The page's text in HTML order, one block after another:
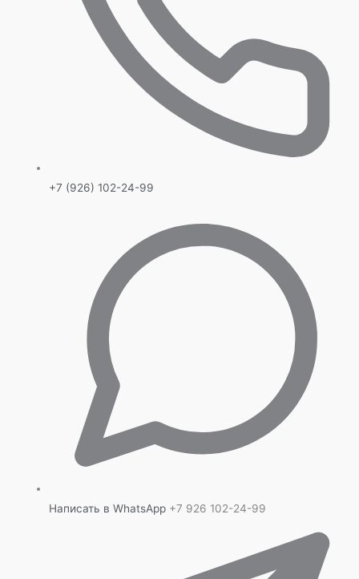
+7 (926) 102-24-99
Написать в WhatsApp +7 926 102-24-99